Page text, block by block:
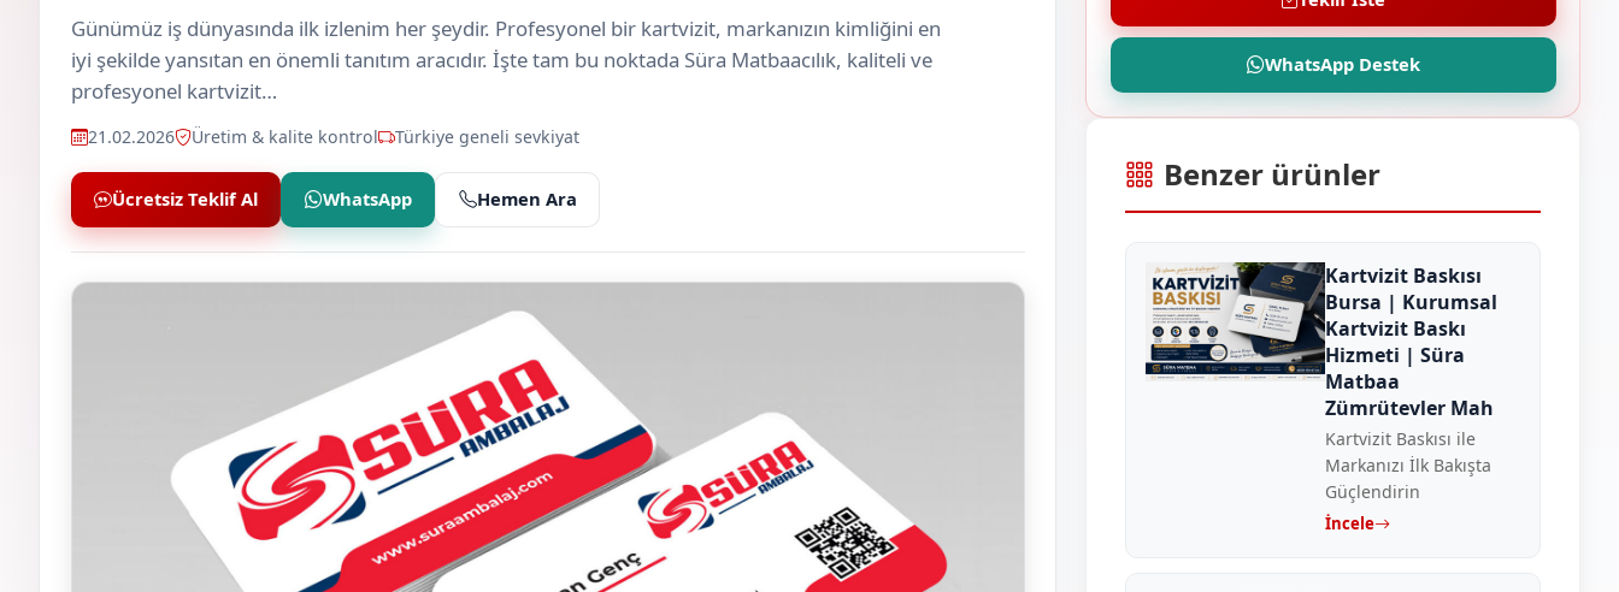
Günümüz iş dünyasında ilk izlenim her şeydir. Profesyonel bir kartvizit, markanızın kimliğini en
iyi şekilde yansıtan en önemli tanıtım aracıdır. İşte tam bu noktada Süra Matbaacılık, kaliteli ve
profesyonel kartvizit…
21.02.2026 Üretim & kalite kontrol Türkiye geneli sevkiyat
Ücretsiz Teklif Al WhatsApp Hemen Ara
WhatsApp Destek
Benzer ürünler
Kartvizit Baskısı
Bursa | Kurumsal
Kartvizit Baskı
Hizmeti | Süra
Matbaa
Zümrütevler Mah
Kartvizit Baskısı ile
Markanızı İlk Bakışta
Güçlendirin
İncele